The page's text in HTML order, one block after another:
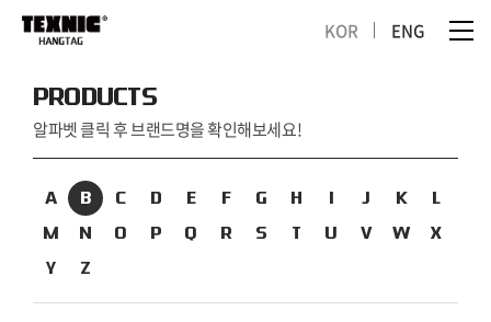
KOR ENG
PRODUCTS
알파벳 클릭 후 브랜드명을 확인해보세요!
A B C D E F G H I J K
L
M
N O P Q R S T U V W
X
Y
Z